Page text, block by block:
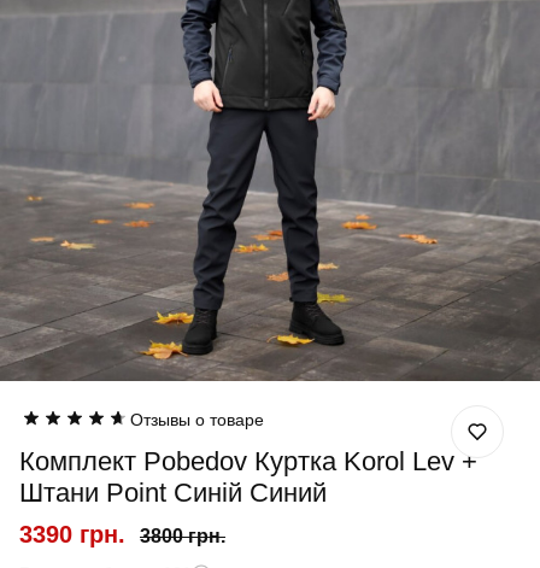
Отзывы о товаре
Комплект Pobedov Куртка Korol Lev +
Штани Point Синій Синий
3390 грн. 3800 грн.